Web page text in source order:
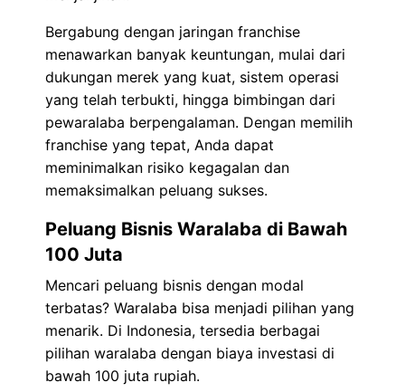
Bergabung dengan jaringan franchise
menawarkan banyak keuntungan, mulai dari
dukungan merek yang kuat, sistem operasi
yang telah terbukti, hingga bimbingan dari
pewaralaba berpengalaman. Dengan memilih
franchise yang tepat, Anda dapat
meminimalkan risiko kegagalan dan
memaksimalkan peluang sukses.
Peluang Bisnis Waralaba di Bawah
100 Juta
Mencari peluang bisnis dengan modal
terbatas? Waralaba bisa menjadi pilihan yang
menarik. Di Indonesia, tersedia berbagai
pilihan waralaba dengan biaya investasi di
bawah 100 juta rupiah.